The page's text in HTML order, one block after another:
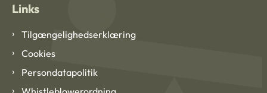
Links
Tilgængelighedserklæring
Cookies
Persondatapolitik